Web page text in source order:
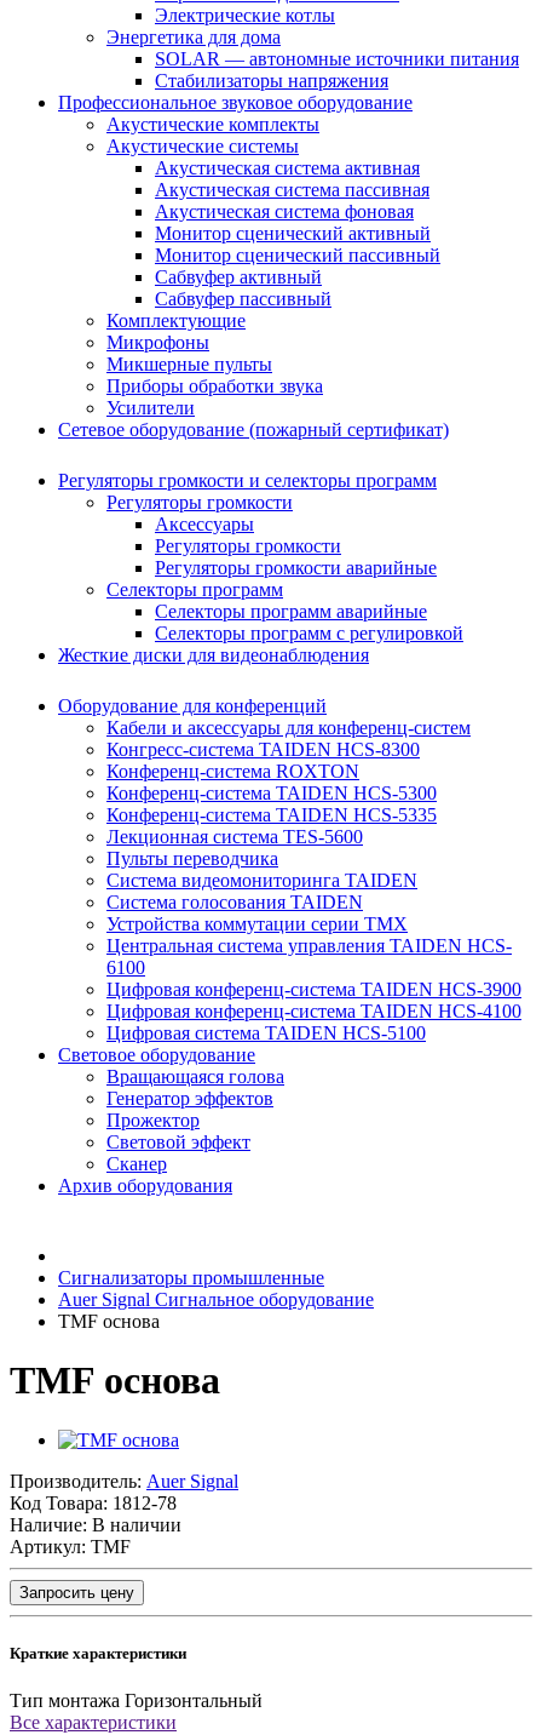
Электрические котлы
Энергетика для дома
SOLAR — автономные источники питания
Стабилизаторы напряжения
Профессиональное звуковое оборудование
Акустические комплекты
Акустические системы
Акустическая система активная
Акустическая система пассивная
Акустическая система фоновая
Монитор сценический активный
Монитор сценический пассивный
Сабвуфер активный
Сабвуфер пассивный
Комплектующие
Микрофоны
Микшерные пульты
Приборы обработки звука
Усилители
Сетевое оборудование (пожарный сертификат)
Регуляторы громкости и селекторы программ
Регуляторы громкости
Аксессуары
Регуляторы громкости
Регуляторы громкости аварийные
Селекторы программ
Селекторы программ аварийные
Селекторы программ с регулировкой
Жесткие диски для видеонаблюдения
Оборудование для конференций
Кабели и аксессуары для конференц-систем
Конгресс-система TAIDEN HCS-8300
Конференц-система ROXTON
Конференц-система TAIDEN HCS-5300
Конференц-система TAIDEN HCS-5335
Лекционная система TES-5600
Пульты переводчика
Система видеомониторинга TAIDEN
Система голосования TAIDEN
Устройства коммутации серии TMX
Центральная система управления TAIDEN HCS-
6100
Цифровая конференц-система TAIDEN HCS-3900
Цифровая конференц-система TAIDEN HCS-4100
Цифровая система TAIDEN HCS-5100
Световое оборудование
Вращающаяся голова
Генератор эффектов
Прожектор
Световой эффект
Сканер
Архив оборудования
Сигнализаторы промышленные
Auer Signal Сигнальное оборудование
TMF основа
TMF основа
Производитель: Auer Signal
Код Товара: 1812-78
Наличие: В наличии
Артикул: TMF
Запросить цену
Краткие характеристики
Тип монтажа Горизонтальный
Все характеристики